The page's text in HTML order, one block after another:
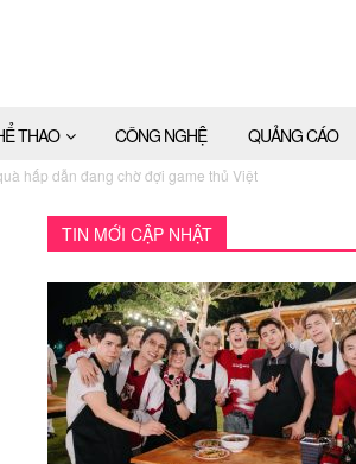
THAO CÔNG NGHỆ QUẢNG CÁO
hấp dẫn đang chờ đợi game thủ Việt
TIN MỚI CẬP NHẬT